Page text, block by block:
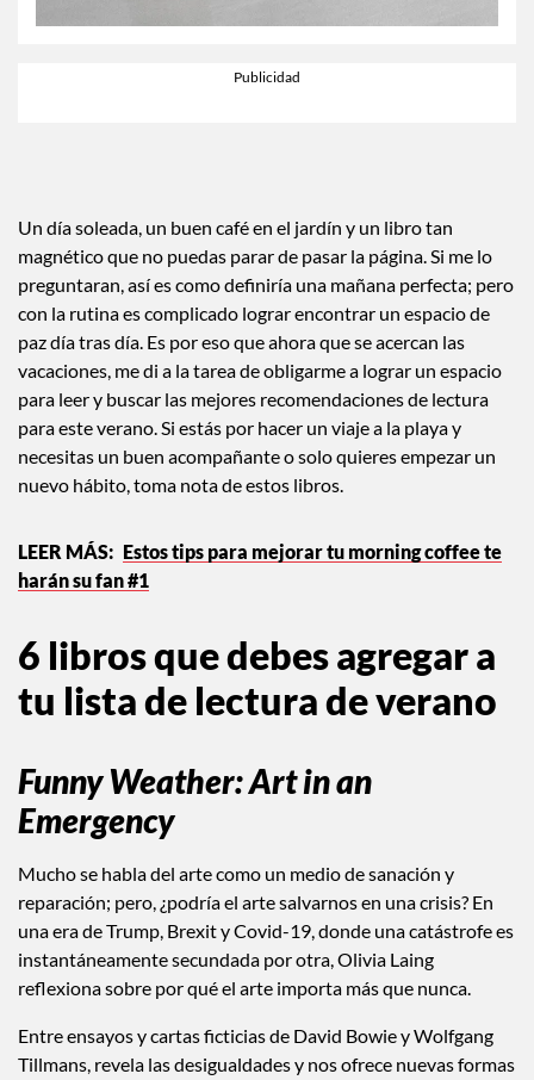
Un día soleada, un buen café en el jardín y un libro tan
magnético que no puedas parar de pasar la página. Si me lo
preguntaran, así es como definiría una mañana perfecta; pero
con la rutina es complicado lograr encontrar un espacio de
paz día tras día. Es por eso que ahora que se acercan las
vacaciones, me di a la tarea de obligarme a lograr un espacio
para leer y buscar las mejores recomendaciones de lectura
para este verano. Si estás por hacer un viaje a la playa y
necesitas un buen acompañante o solo quieres empezar un
nuevo hábito, toma nota de estos libros.
Estos tips para mejorar tu morning coffee te
harán su fan #1
6 libros que debes agregar a
tu lista de lectura de verano
Funny Weather: Art in an
Emergency
Mucho se habla del arte como un medio de sanación y
reparación; pero, ¿podría el arte salvarnos en una crisis? En
una era de Trump, Brexit y Covid-19, donde una catástrofe es
instantáneamente secundada por otra, Olivia Laing
reflexiona sobre por qué el arte importa más que nunca.
Entre ensayos y cartas ficticias de David Bowie y Wolfgang
Tillmans, revela las desigualdades y nos ofrece nuevas formas